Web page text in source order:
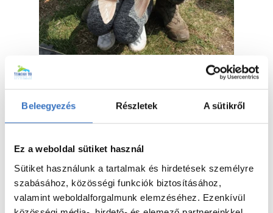
Beleegyezés Részletek A sütikről
Ez a weboldal sütiket használ
Sütiket használunk a tartalmak és hirdetések személyre
szabásához, közösségi funkciók biztosításához,
valamint weboldalforgalmunk elemzéséhez. Ezenkívül
Különleges horgásztavat keres
Budapesthez közel?
Gondolt arra, hogy a nagyváros határán
vadregényes környezetet, garantált
vízpartot talál?
Élmény és Kikapcsolódás! - mi ezt
kínáljuk Önnek.
A Torony Tó Horgászklubegyedülálló